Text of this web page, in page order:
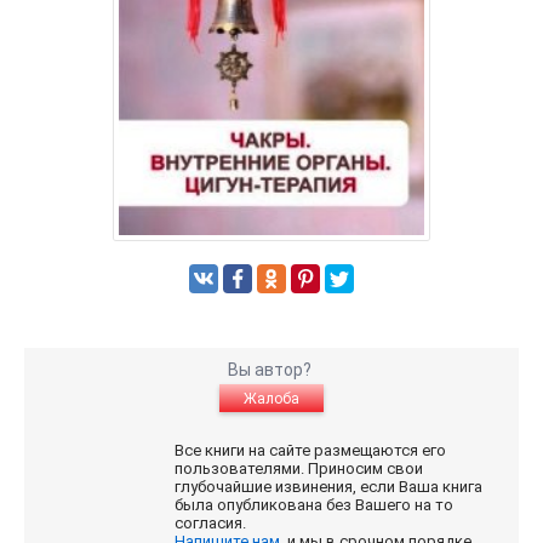
Вы автор?
Жалоба
Все книги на сайте размещаются его
пользователями. Приносим свои
глубочайшие извинения, если Ваша книга
была опубликована без Вашего на то
согласия.